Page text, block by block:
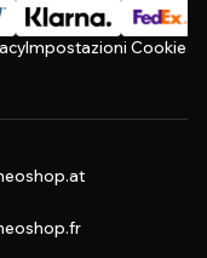
Impostazioni Cookie